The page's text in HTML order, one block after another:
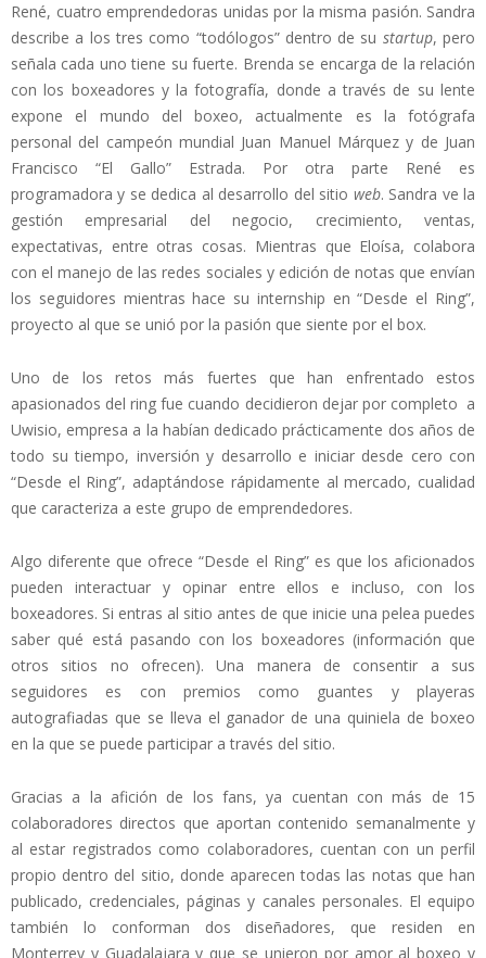
René, cuatro emprendedoras unidas por la misma pasión. Sandra
describe a los tres como “todólogos” dentro de su startup, pero
señala cada uno tiene su fuerte. Brenda se encarga de la relación
con los boxeadores y la fotografía, donde a través de su lente
expone el mundo del boxeo, actualmente es la fotógrafa
personal del campeón mundial Juan Manuel Márquez y de Juan
Francisco “El Gallo” Estrada. Por otra parte René es
programadora y se dedica al desarrollo del sitio web. Sandra ve la
gestión empresarial del negocio, crecimiento, ventas,
expectativas, entre otras cosas. Mientras que Eloísa, colabora
con el manejo de las redes sociales y edición de notas que envían
los seguidores mientras hace su internship en “Desde el Ring”,
proyecto al que se unió por la pasión que siente por el box.
Uno de los retos más fuertes que han enfrentado estos
apasionados del ring fue cuando decidieron dejar por completo a
Uwisio, empresa a la habían dedicado prácticamente dos años de
todo su tiempo, inversión y desarrollo e iniciar desde cero con
“Desde el Ring”, adaptándose rápidamente al mercado, cualidad
que caracteriza a este grupo de emprendedores.
Algo diferente que ofrece “Desde el Ring” es que los aficionados
pueden interactuar y opinar entre ellos e incluso, con los
boxeadores. Si entras al sitio antes de que inicie una pelea puedes
saber qué está pasando con los boxeadores (información que
otros sitios no ofrecen). Una manera de consentir a sus
seguidores es con premios como guantes y playeras
autografiadas que se lleva el ganador de una quiniela de boxeo
en la que se puede participar a través del sitio.
Gracias a la afición de los fans, ya cuentan con más de 15
colaboradores directos que aportan contenido semanalmente y
al estar registrados como colaboradores, cuentan con un perfil
propio dentro del sitio, donde aparecen todas las notas que han
publicado, credenciales, páginas y canales personales. El equipo
también lo conforman dos diseñadores, que residen en
Monterrey y Guadalajara y que se unieron por amor al boxeo y